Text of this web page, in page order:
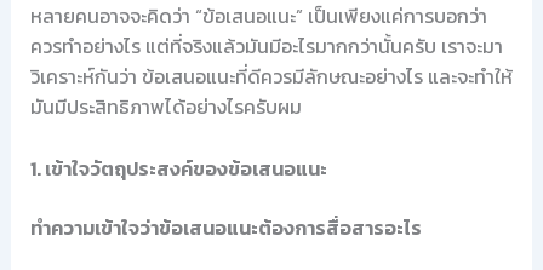
หลายคนอาจจะคิดว่า “ข้อเสนอแนะ” เป็นเพียงแค่การบอกว่า
ควรทำอย่างไร แต่ที่จริงแล้วมันมีอะไรมากกว่านั้นครับ เราจะมา
วิเคราะห์กันว่า ข้อเสนอแนะที่ดีควรมีลักษณะอย่างไร และจะทำให้
มันมีประสิทธิภาพได้อย่างไรครับผม
1. เข้าใจวัตถุประสงค์ของข้อเสนอแนะ
ทำความเข้าใจว่าข้อเสนอแนะต้องการสื่อสารอะไร